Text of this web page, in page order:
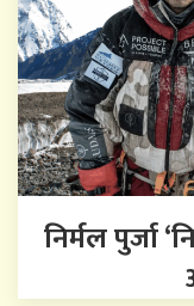
निर्मल पुर्जा